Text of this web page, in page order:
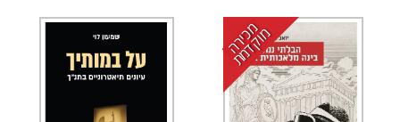
מ
כ
י
ר
ה
מ
ו
ק
ד
מ
ת